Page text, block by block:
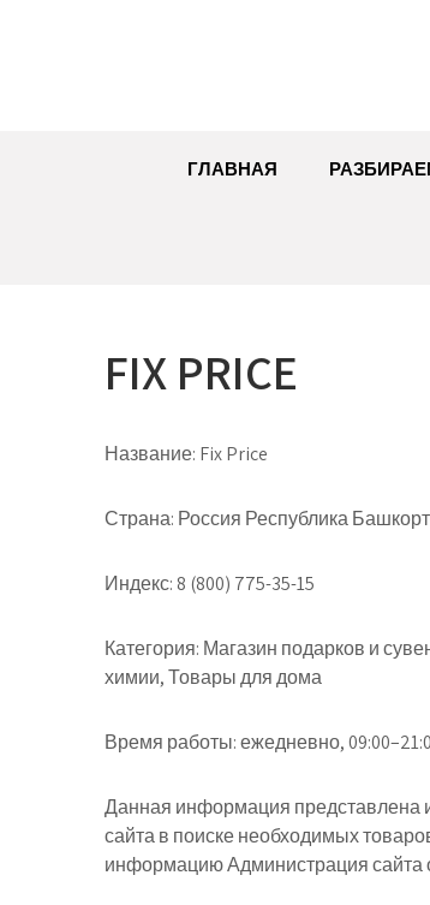
ГЛАВНАЯ
FIX PRICE
Название: Fix Price
Страна: Россия Республика
Индекс:8 (800) 775-35-15
Категория: Магазин подарков и
химии, Товары для дома
Время работы:ежедневно,
Данная информация представлена
сайта в поиске необходимых
информацию Администрация сайта